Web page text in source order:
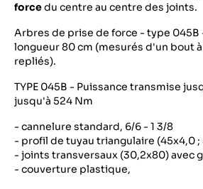
forcedu centre au centre des joints.
Arbres de prise de force - type 045B
longueur 80 cm (mesurés d'un bout
repliés).
TYPE 045B - Puissance transmise
jusqu'à 524 Nm
- cannelure standard, 6/6 - 1 3/8
- profil de tuyau triangulaire (45x4,0 ;
- joints transversaux (30,2x80) avec
- couverture plastique,